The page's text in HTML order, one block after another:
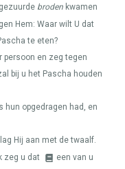
broden kwamen
Hem: Waar wilt U dat
te eten?
persoon en zeg tegen
bij u het Pascha houden
hun opgedragen had, en
Hij aan met de twaalf.
zeg u dat
een van u